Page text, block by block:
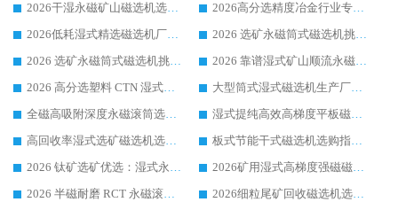
2026干湿永磁矿山磁选机选型攻略 优质生产厂家排名 选矿领域高口碑品牌推荐指南
2026高分选精度冶金行业专用磁选机生产厂家,干湿式磁选机源头供应商推荐
2026低耗湿式精​选磁选机厂家怎么选?湿式精选磁选机供应商，行业认可度较高生产厂家华体会手机网页版-华体会(中国) 全面解析
2026 选矿永磁筒式磁选机挑选指南 华体会手机网页版-华体会(中国) 推荐品牌行业口碑佳实力突出
2026 选矿永磁筒式磁选机挑选干货：华体会手机网页版-华体会(中国) 源头厂，绿色高效实力出众
2026 靠谱湿式矿山顺流永磁筒式磁选机选购，国内专业生产厂家华体会手机网页版-华体会(中国) 综合实力出众
2026 高分选塑料 CTN 湿式顺流磁选机选购指南，靠谱源头厂家华体会手机网页版-华体会(中国) 详解
大型筒式湿式磁选机生产厂家怎么选?华体会手机网页版-华体会(中国) 设备口碑广受行业认可
全磁高吸附深度永磁滚筒选购指南 业内口碑稳定磁电设备生产厂家详细推荐
湿式提纯高效高梯度平板磁选机靠谱设备源头厂商华体会手机网页版-华体会(中国) 综合测评
高回收率湿式选矿磁选机选购指南 业内口碑磁电设备生产厂家实力解析
板式节能干式磁选机选购指南，源头生产厂家华体会手机网页版-华体会(中国) 综合实力可观
2026 钛矿选矿优选：湿式永磁筒式磁选机源头厂家华体会手机网页版-华体会(中国) 综合解析
2026矿用湿式高梯度强磁磁选机选购指南，临朐靠谱磁电生产厂家华体会手机网页版-华体会(中国) 详解
2026 半磁耐磨 RCT 永磁滚筒选购指南，临朐源头生产厂家华体会手机网页版-华体会(中国) 实测分享
2026细粒尾矿回收磁选机选购指南 产业集群优质生产厂家华体会手机网页版-华体会(中国) 解析